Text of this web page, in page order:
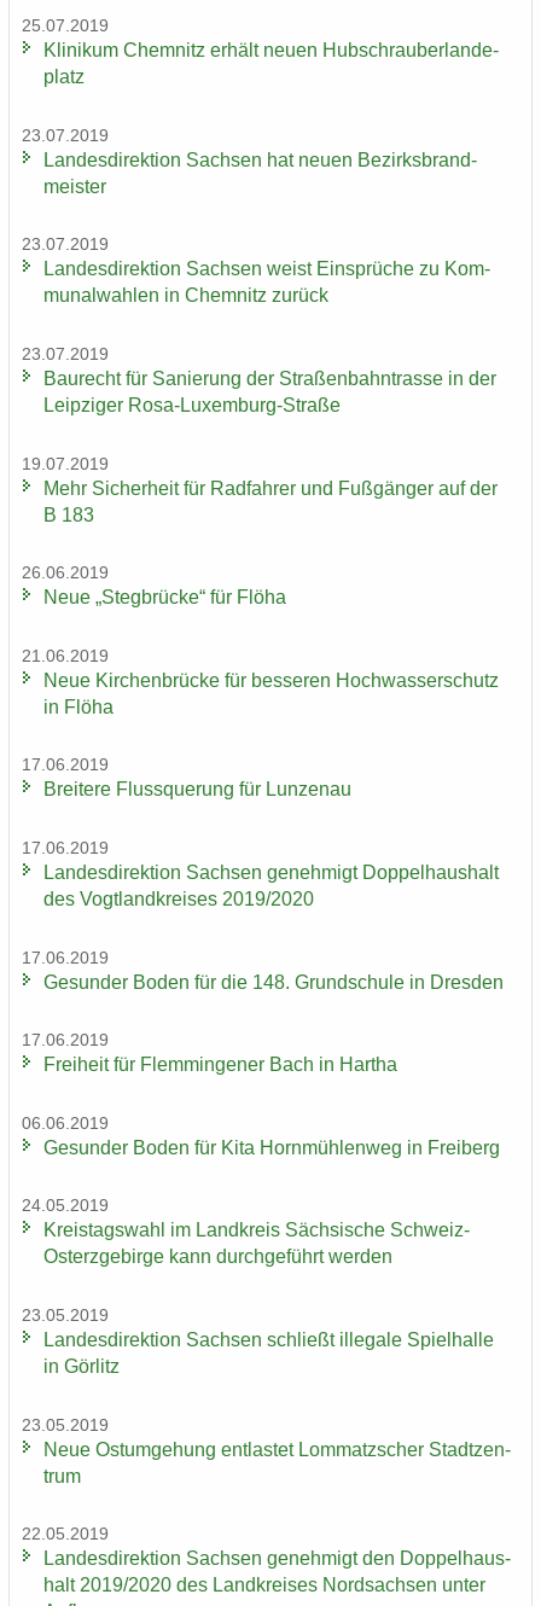
25.07.2019
Kli­ni­kum Chem­nitz er­hält neuen Hub­schrau­ber­lan­de­
platz
23.07.2019
Lan­des­di­rek­ti­on Sach­sen hat neuen Be­zirks­brand­
meis­ter
23.07.2019
Lan­des­di­rek­ti­on Sach­sen weist Ein­sprü­che zu Kom­
mu­nal­wah­len in Chem­nitz zu­rück
23.07.2019
Bau­recht für Sa­nie­rung der Stra­ßen­bahn­tras­se in der
Leip­zi­ger Rosa-​Luxemburg-Straße
19.07.2019
Mehr Si­cher­heit für Rad­fah­rer und Fuß­gän­ger auf der
B 183
26.06.2019
Neue „Steg­brü­cke“ für Flöha
21.06.2019
Neue Kir­chen­brü­cke für bes­se­ren Hoch­was­ser­schutz
in Flöha
17.06.2019
Brei­te­re Fluss­que­rung für Lun­zen­au
17.06.2019
Lan­des­di­rek­ti­on Sach­sen ge­neh­migt Dop­pel­haus­halt
des Vogt­land­krei­ses 2019/2020
17.06.2019
Ge­sun­der Boden für die 148. Grund­schu­le in Dres­den
17.06.2019
Frei­heit für Flem­min­ge­ner Bach in Har­tha
06.06.2019
Ge­sun­der Boden für Kita Horn­müh­len­weg in Frei­berg
24.05.2019
Kreis­tags­wahl im Land­kreis Säch­si­sche Schweiz-​
Osterzgebirge kann durch­ge­führt wer­den
23.05.2019
Lan­des­di­rek­ti­on Sach­sen schließt il­le­ga­le Spiel­hal­le
in Gör­litz
23.05.2019
Neue Ost­um­ge­hung ent­las­tet Lom­matz­scher Stadt­zen­
trum
22.05.2019
Lan­des­di­rek­ti­on Sach­sen ge­neh­migt den Dop­pel­haus­
halt 2019/2020 des Land­krei­ses Nord­sach­sen unter